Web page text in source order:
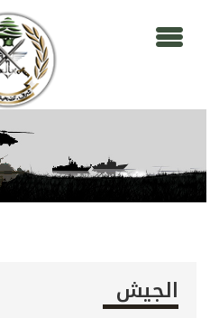
الجيش